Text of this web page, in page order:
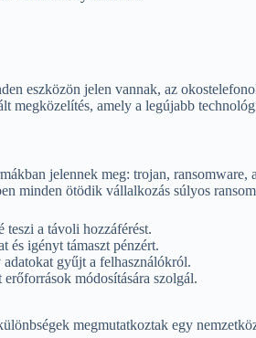
eszközön jelen vannak, az
amely a legújabb
jelennek meg: trojan,
minden ötödik vállalkozás súlyos
teszi a távoli hozzáférést.
és igényt támaszt pénzért.
gyűjt a felhasználókról.
módosítására szolgál.
megmutatkoztak egy